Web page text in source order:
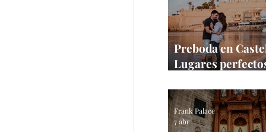
Preboda en
Lugares
Frank Palace
Frank Palace
7 abr